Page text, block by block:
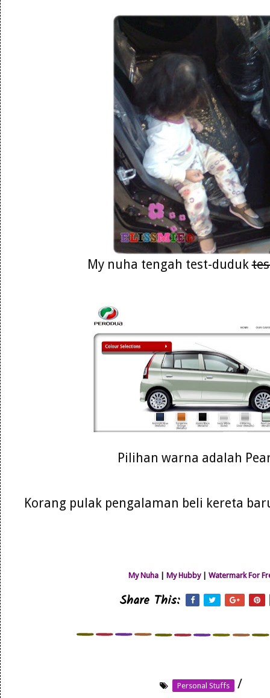
My nuha tengah test-duduk
Pilihan warna adalah
Korang pulak pengalaman beli kereta
My Nuha My Hubby| Watermark For
Share This:
Personal Stuffs /